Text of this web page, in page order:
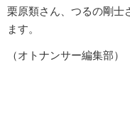
栗原類さん、つるの剛士
ます。
（オトナンサー編集部）